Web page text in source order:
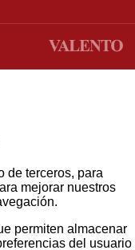
de terceros, para
mejorar nuestros
permiten almacenar
del usuario